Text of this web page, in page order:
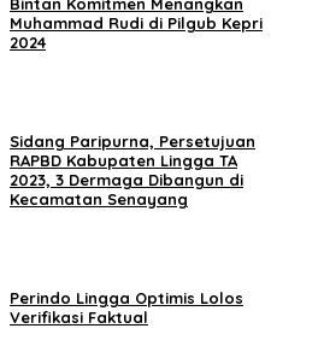
Muhammad Rudi di Pilgub Kepri
2024
Sidang Paripurna, Persetujuan
RAPBD Kabupaten Lingga TA
2023, 3 Dermaga Dibangun di
Kecamatan Senayang
Perindo Lingga Optimis Lolos
Verifikasi Faktual